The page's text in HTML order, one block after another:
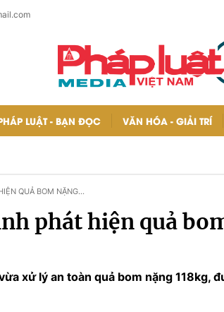
LUẬT - BẠN ĐỌC VĂN HÓA - GIẢI TRÍ
QUẢ BOM NẶNG
phát hiện quả
xử lý an toàn quả bom nặng 118kg,